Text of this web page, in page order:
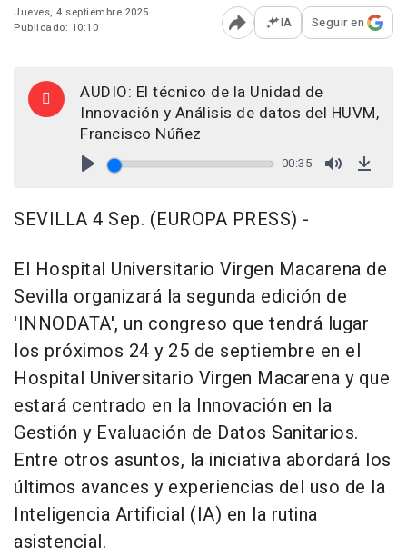
Jueves, 4 septiembre 2025
Publicado: 10:10
Abrir opciones para
IA Seguir en
AUDIO: El técnico de la Unidad de
Innovación y Análisis de datos del HUVM,
Francisco Núñez
00:35
SEVILLA 4 Sep. (EUROPA PRESS) -
El Hospital Universitario Virgen Macarena de
Sevilla organizará la segunda edición de
'INNODATA', un congreso que tendrá lugar
los próximos 24 y 25 de septiembre en el
Hospital Universitario Virgen Macarena y que
estará centrado en la Innovación en la
Gestión y Evaluación de Datos Sanitarios.
Entre otros asuntos, la iniciativa abordará los
últimos avances y experiencias del uso de la
Inteligencia Artificial (IA) en la rutina
asistencial.